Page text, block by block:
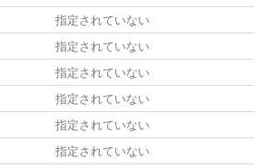
指定されていない
指定されていない
指定されていない
指定されていない
指定されていない
指定されていない